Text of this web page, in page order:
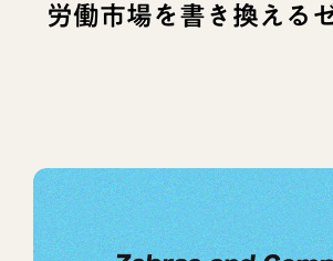
リセット
労働市場を書き換える